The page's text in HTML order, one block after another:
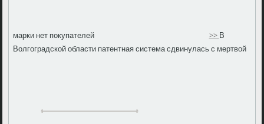
марки нет покупателей >>В
Волгоградской области патентная система сдвинулась с мертвой